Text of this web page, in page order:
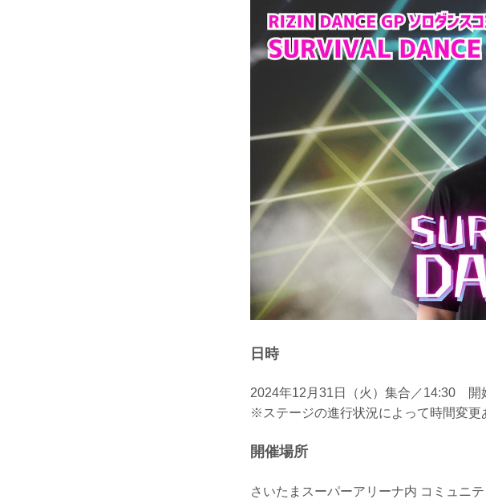
日時
2024年12月31日（火）集合／14:30 開
※ステージの進行状況によって時間変更
開催場所
さいたまスーパーアリーナ内 コミュニ